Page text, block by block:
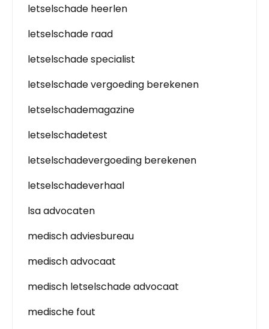
letselschade heerlen
letselschade raad
letselschade specialist
letselschade vergoeding berekenen
letselschademagazine
letselschadetest
letselschadevergoeding berekenen
letselschadeverhaal
lsa advocaten
medisch adviesbureau
medisch advocaat
medisch letselschade advocaat
medische fout